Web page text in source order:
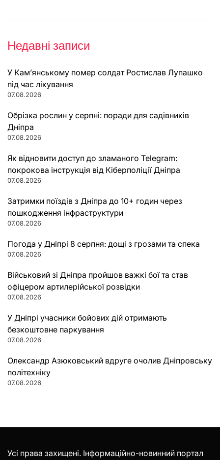
Недавні записи
У Кам’янському помер солдат Ростислав Лупашко
під час лікування
07.08.2026
Обрізка рослин у серпні: поради для садівників
Дніпра
07.08.2026
Як відновити доступ до зламаного Telegram:
покрокова інструкція від Кіберполіції Дніпра
07.08.2026
Затримки поїздів з Дніпра до 10+ годин через
пошкодження інфраструктури
07.08.2026
Погода у Дніпрі 8 серпня: дощі з грозами та спека
07.08.2026
Військовий зі Дніпра пройшов важкі бої та став
офіцером артилерійської розвідки
07.08.2026
У Дніпрі учасники бойових дій отримають
безкоштовне паркування
07.08.2026
Олександр Азюковський вдруге очолив Дніпровську
політехніку
07.08.2026
Усі права захищені. Інформаційно-новинний портал